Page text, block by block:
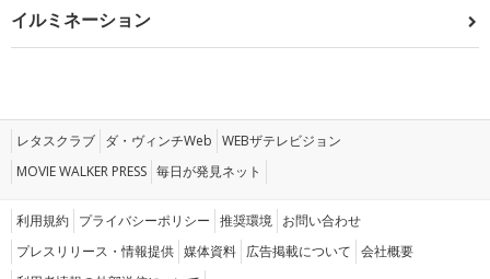
イルミネーション
レタスクラブ ダ・ヴィンチWeb WEBザテレビジョン
MOVIE WALKER PRESS 毎日が発見ネット
利用規約 プライバシーポリシー 推奨環境 お問い合わせ
プレスリリース・情報提供 媒体資料 広告掲載について 会社概要